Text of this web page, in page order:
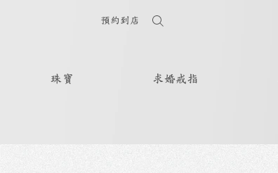
預約到店
珠寶 求婚戒指